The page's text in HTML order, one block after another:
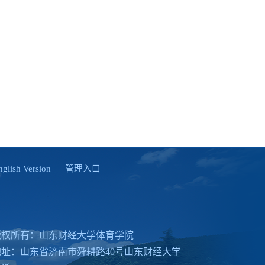
Version 管理入口
所有：山东财经大学体育学院
：山东省济南市舜耕路40号山东财经大学